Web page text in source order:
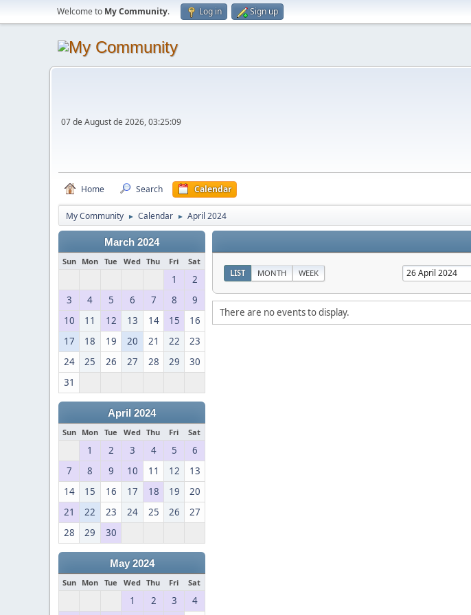
Welcome to My Community. Log in Sign up
07 de August de 2026, 03:25:09
Home Search Calendar
My Community ► Calendar ► April 2024
March 2024
Sun Mon Tue Wed Thu Fri Sat
1
2
3
4 5 6 7 8
9
10
11 12 13 14 15
16
17
18 19 20 21 22
23
24
25 26 27 28 29
30
31
April 2024
Sun Mon Tue Wed Thu Fri Sat
1 2 3 4 5
6
7
8 9 10 11 12
13
14
15 16 17 18 19
20
21
22 23 24 25 26
27
28
29 30
May 2024
Sun Mon Tue Wed Thu Fri Sat
1 2 3 4
LIST MONTH WEEK
There are no events to display.